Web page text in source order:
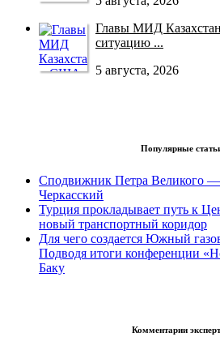
Главы МИД
ситуацию ...
5 августа, 2026
Популярные
Сподвижник Петра Великого —
Черкасский
Турция прокладывает путь к
новый транспортный коридор
Для чего создается Южный
Подводя итоги конференции
Баку
Комментарии